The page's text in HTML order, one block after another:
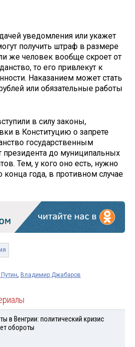
уведомления или укажет
получить штраф в размере
же человек вообще скроет от
то его привлекут к
Наказанием может стать
или обязательные работы
в силу законы,
в Конституцию о запрете
государственным
до муниципальных
Тем, у кого оно есть, нужно
конца года, в противном случае
, Владимир Джабаров
в Венгрии: политический кризис
обороты